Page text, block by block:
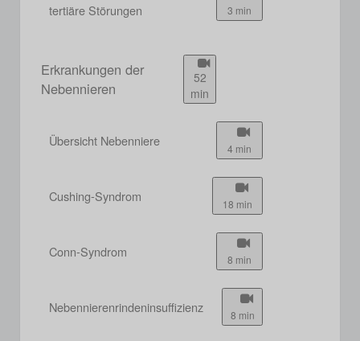
tertiäre Störungen
3 min
Erkrankungen der
Nebennieren
52
min
Übersicht Nebenniere 4 min
Cushing-Syndrom 18 min
Conn-Syndrom 8 min
Nebennierenrindeninsuffizienz 8 min